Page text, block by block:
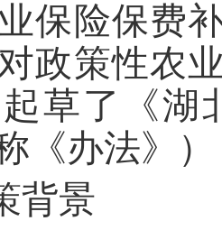
保险保费
政策性农
草了《湖
《办法》
背景